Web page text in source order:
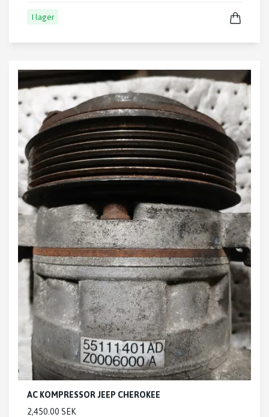
I lager
AC KOMPRESSOR JEEP CHEROKEE
2,450.00 SEK